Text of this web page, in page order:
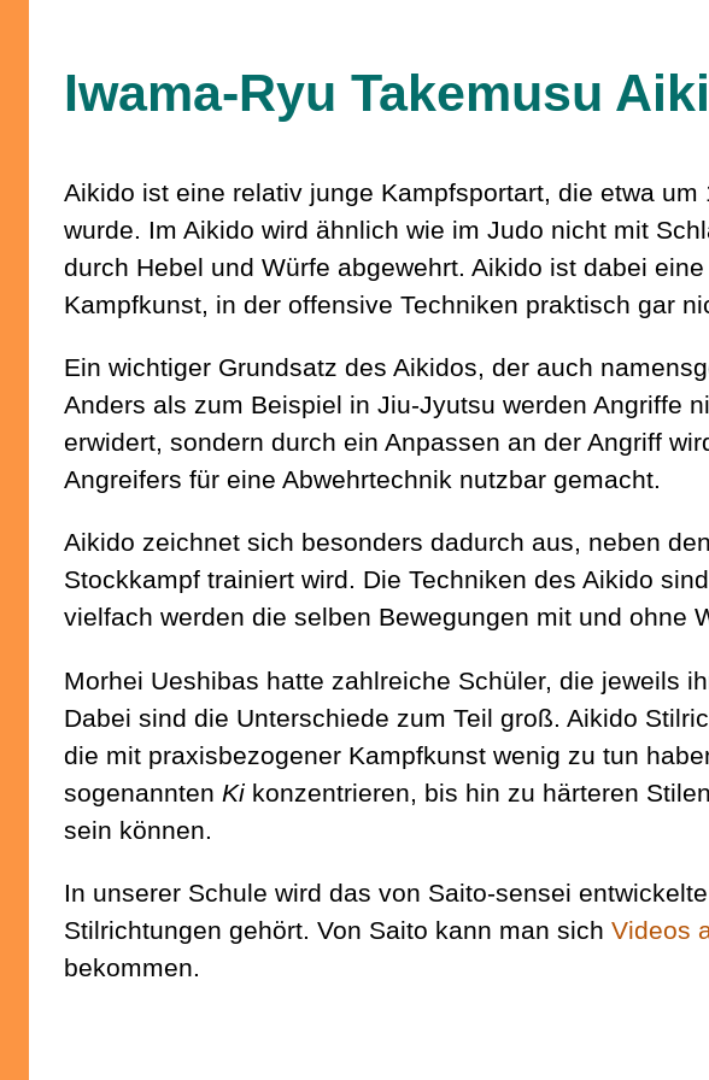
Iwama-Ryu Takemusu
Aikido ist eine relativ junge Kampfsportart, die etwa
wurde. Im Aikido wird ähnlich wie im Judo nicht mit
durch Hebel und Würfe abgewehrt. Aikido ist dabei
Kampfkunst, in der offensive Techniken praktisch gar
Ein wichtiger Grundsatz des Aikidos, der auch
Anders als zum Beispiel in Jiu-Jyutsu werden Angriffe
erwidert, sondern durch ein Anpassen an der Angriff
Angreifers für eine Abwehrtechnik nutzbar gemacht.
Aikido zeichnet sich besonders dadurch aus, neben
Stockkampf trainiert wird. Die Techniken des Aikido
vielfach werden die selben Bewegungen mit und ohne
Morhei Ueshibas hatte zahlreiche Schüler, die jeweils
Dabei sind die Unterschiede zum Teil groß. Aikido
die mit praxisbezogener Kampfkunst wenig zu tun
sogenannten Kikonzentrieren, bis hin zu härteren
sein können.
In unserer Schule wird das von Saito-sensei
Stilrichtungen gehört. Von Saito kann man sich Videos
bekommen.